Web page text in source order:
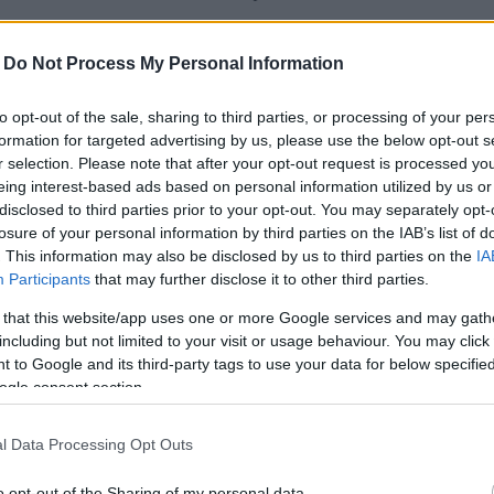
Do Not Process My Personal Information
opt-out of the sale, sharing to third parties, or processing of your
for targeted advertising by us, please use the below opt-out
selection. Please note that after your opt-out request is processed
interest-based ads based on personal information utilized by us
to third parties prior to your opt-out. You may separately
of your personal information by third parties on the IAB’s list of
This information may also be disclosed by us to third parties on the
Participants that may further disclose it to other third parties.
that this website/app uses one or more Google services and may
but not limited to your visit or usage behaviour. You may
to Google and its third-party tags to use your data for below
consent section.
Data Processing Opt Outs
is növekedést tapasztalhattak a
és Főiskolások Országos Turisztikai
3600 vendég éjszakázott a települések
is tovább erősödött: a megelőző héthez képest is
a vendégéjszaka szám a településeken. A
az EFOTT alatt a vendégek száma több mint
százalékkal nőtt a korábbi héthez viszonyítva,
és 24 százalékot nőtt Gárdony vendégéjszakáinak
amely július 19-28. között zajlott Kapolcson,
alapján Kapolcs népszerűsége igencsak
összesen több mint 2 ezer vendéget
több mint 6 ezret regisztráltak a kapolcsi
93 százaléka így a fesztivál alatt keletkezett.
érkezett Debrecenbe a Campus fesztiválra július